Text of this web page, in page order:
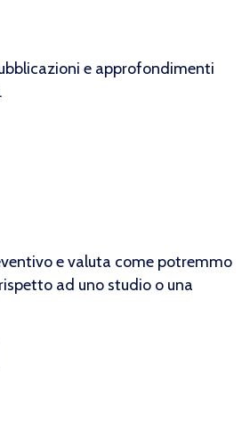
e approfondimenti
e valuta come potremmo
ad uno studio o una